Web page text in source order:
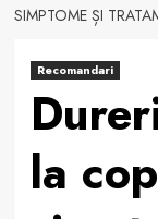
SIMPTOME ȘI
Recomandari
la